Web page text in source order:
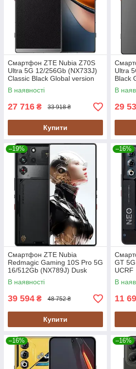
Смартфон ZTE Nubia Z70S
Ultra 5G 12/256Gb (NX733J)
Classic Black Global version
В наявності
27 716 ₴ 33 918 ₴
Купити
Ultra
Black
В
29
–19%
Смартфон ZTE Nubia
Redmagic Gaming 10S Pro 5G
16/512Gb (NX789J) Dusk
Global version
В наявності
39 594 ₴ 48 752 ₴
Купити
–16%
GT
UCRF
В
11
–16% –16%